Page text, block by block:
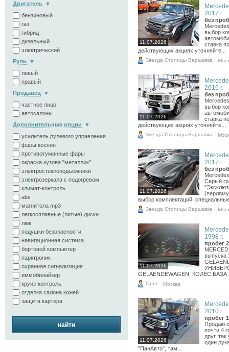
Двигатель
бензиновый
газ
гибрид
дизельный
электрический
Руль
левый
правый
Продавец
частное лицо
автосалоны
Дополнительные опции
усилитель рулевого управления
фары ксенон
противотуманные фары
окраска кузова "металлик"
электростеклоподъёмники
электрозеркала с подогревом
климат-контроль
abs
магнитола mp3
легкосплавные (литые) диски
люк
подушки безопасности
навигационная система
бортовой компьютер
парктроник
охранная сигнализация
иммобилайзер
круиз-контроль
отделка салона кожей
защита картера
найти
11.07.2026
2017 г.
без
выбор
ставка
действующих акциях уточняйте...
Звезда Столицы Варшавка
11.07.2026
2016 г.
без
выбор
ставка
действующих акциях уточняйте...
Звезда Столицы Варшавка
11.07.2026
2017 г.
без
Серый
выбор комплектаций,
Звезда Столицы Варшавка
11.07.2026
1998 г.
пробег
выпуска
GELAENDEWAGEN,
Олег Москва
11.07.2026
2010 г.
пробег
Продаю
почти 4
друг,
один
"ПанАвто", там...